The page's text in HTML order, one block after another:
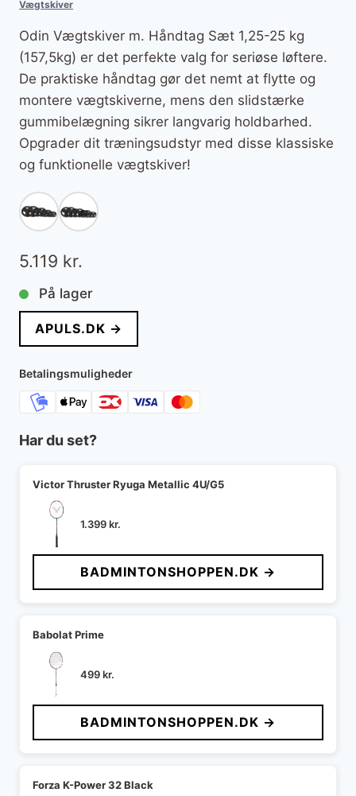
Vægtskiver
Odin Vægtskiver m. Håndtag Sæt 1,25-25 kg
(157,5kg) er det perfekte valg for seriøse løftere.
De praktiske håndtag gør det nemt at flytte og
montere vægtskiverne, mens den slidstærke
gummibelægning sikrer langvarig holdbarhed.
Opgrader dit træningsudstyr med disse klassiske
og funktionelle vægtskiver!
5.119 kr.
På lager
APULS.DK →
Betalingsmuligheder
Har du set?
Victor Thruster Ryuga Metallic 4U/G5
1.399kr.
BADMINTONSHOPPEN.DK →
Babolat Prime
499kr.
BADMINTONSHOPPEN.DK →
Forza K-Power 32 Black